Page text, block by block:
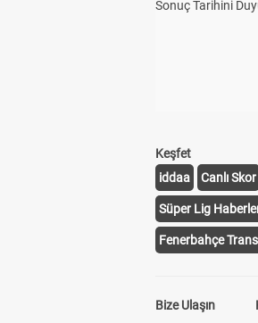
Sonuç Tarihini
Keşfet
iddaa
Canlı Skor
Süper Lig
Fenerbahçe
Bize Ulaşın